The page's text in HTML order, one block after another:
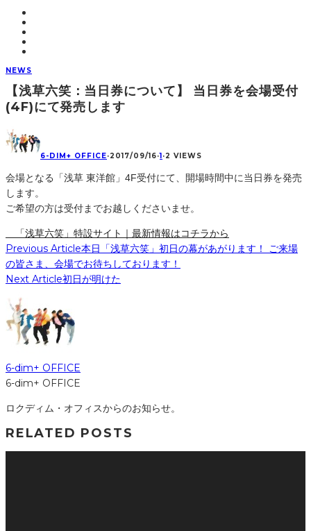
NEWS
【浅草六笑：当日券について】 当日券を会場受付
(4F)にて発売します
6-DIM+ OFFICE·2017/09/16·1·2 VIEWS
会場となる「浅草 東洋館」4F受付にて、開場時間中に当日券を発売
します。
ご希望の方は受付までお越しくださいませ。
「浅草六笑」特設サイト｜最新情報はコチラから
Previous Article本日「浅草六笑」初日の幕があがります！ ご来場
の皆さま、会場でお待ちしております！
Next Article初日が明けた
6-dim+ OFFICE
6-dim+ OFFICE
ロクディム・オフィスからのお知らせ。
RELATED POSTS